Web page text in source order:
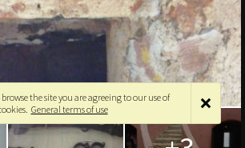
the site you are agreeing to our use of
General terms of use